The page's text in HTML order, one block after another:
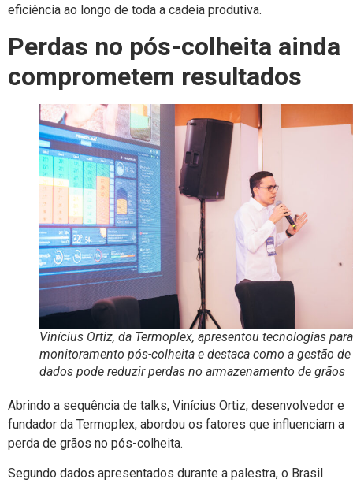
eficiência ao longo de toda a cadeia produtiva.
Perdas no pós-colheita ainda
comprometem resultados
Vinícius Ortiz, da Termoplex, apresentou tecnologias para
monitoramento pós-colheita e destaca como a gestão de
dados pode reduzir perdas no armazenamento de grãos
Abrindo a sequência de talks, Vinícius Ortiz, desenvolvedor e
fundador da Termoplex, abordou os fatores que influenciam a
perda de grãos no pós-colheita.
Segundo dados apresentados durante a palestra, o Brasil